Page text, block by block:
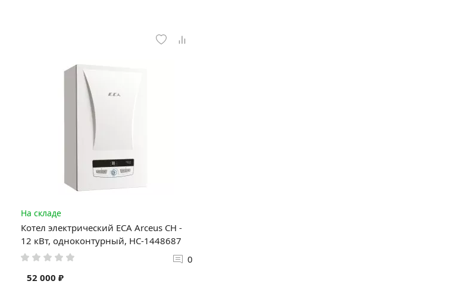
На складе
Котел электрический ECA Arceus CH -
12 кВт, одноконтурный, НС-1448687
0
52 000 ₽